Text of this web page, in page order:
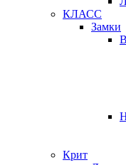
КЛАСС
Замки
Крит